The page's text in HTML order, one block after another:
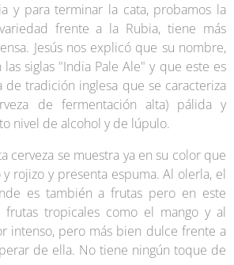
y para terminar la cata, probamos la
frente a la Rubia, tiene más
Jesús nos explicó que su nombre,
siglas "India Pale Ale" y que este es
de tradición inglesa que se caracteriza
de fermentación alta)​ pálida y
nivel de alcohol y de lúpulo.
cerveza se muestra ya en su color que
rojizo y presenta espuma. Al olerla, el
es también a frutas pero en este
frutas tropicales como el mango y al
intenso, pero más bien dulce frente a
de ella. No tiene ningún toque de